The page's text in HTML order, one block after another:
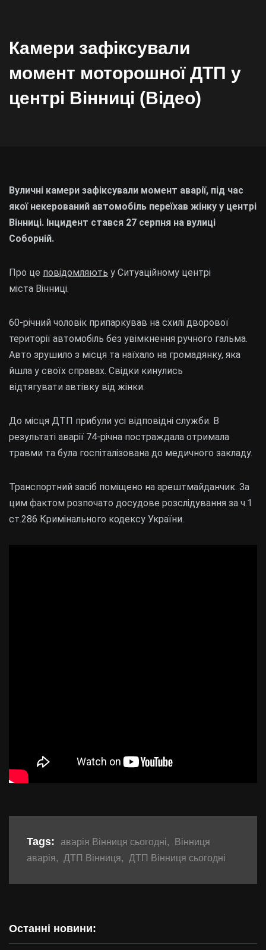
Камери зафіксували
момент моторошної ДТП у
центрі Вінниці (Відео)
Останні новини:
Вуличні камери зафіксували момент аварії, під час
якої некерований автомобіль переїхав жінку у центрі
Вінниці. Інцидент стався 27 серпня на вулиці
Соборній.
Про це повідомляють у Ситуаційному центрі
міста Вінниці.
60-річний чоловік припаркував на схилі дворової
території автомобіль без увімкнення ручного гальма.
Авто зрушило з місця та наїхало на громадянку, яка
йшла у своїх справах. Свідки кинулись
відтягувати автівку від жінки.
До місця ДТП прибули усі відповідні служби. В
результаті аварії 74-річна постраждала отримала
травми та була госпіталізована до медичного закладу.
Транспортний засіб поміщено на арештмайданчик. За
цим фактом розпочато досудове розслідування за ч.1
ст.286 Кримінального кодексу України.
Tags: аварія Вінниця сьогодні,
Вінниця
аварія, ДТП Вінниця, ДТП Вінниця сьогодні